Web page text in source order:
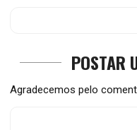
POSTAR
Agradecemos pelo